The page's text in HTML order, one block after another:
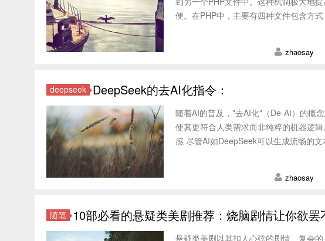
便。在PHP中，主要有四种文件包含方
zhaosay
deepseek DeepSeek的去AI化指令：
随着AI的普及，"去AI化"（De-AI）的概
使其更符合人类需求而非纯粹的机器逻
感 尽管AI如DeepSeek可以生成流畅的
zhaosay
随笔 10部必看的悬疑类美剧推荐：烧脑剧情让你欲罢
悬疑类美剧以其扣人心弦的剧情、复杂